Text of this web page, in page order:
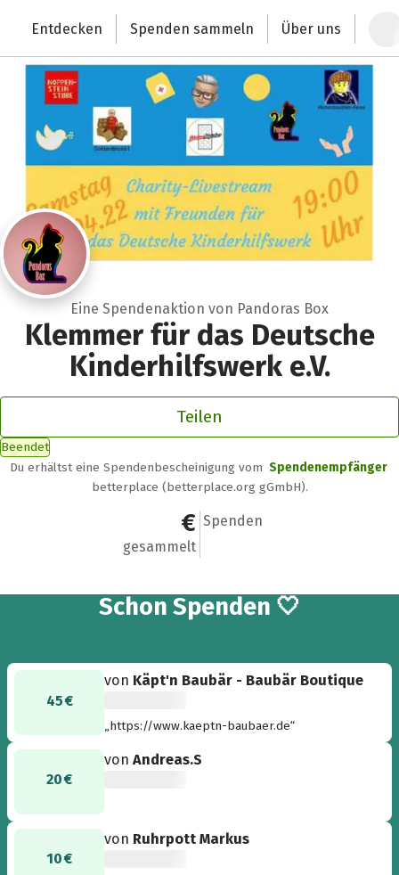
Deutschlands größte Spendenplattform
Entdecken Spenden sammeln Über uns
Eine Spendenaktion von Pandoras Box
Klemmer für das Deutsche
Kinderhilfswerk e.V.
Teilen
Beendet
Du erhältst eine Spendenbescheinigung vom Spendenempfänger
betterplace (betterplace.org gGmbH).
4.245 €
gesammelt
72
Spenden
Schon 72
Spenden 🤍
45 €
von Käpt'n Baubär - Baubär Boutique
„https://www.kaeptn-baubaer.de“
20 €
vonAndreas.S
10 €
von Ruhrpott Markus